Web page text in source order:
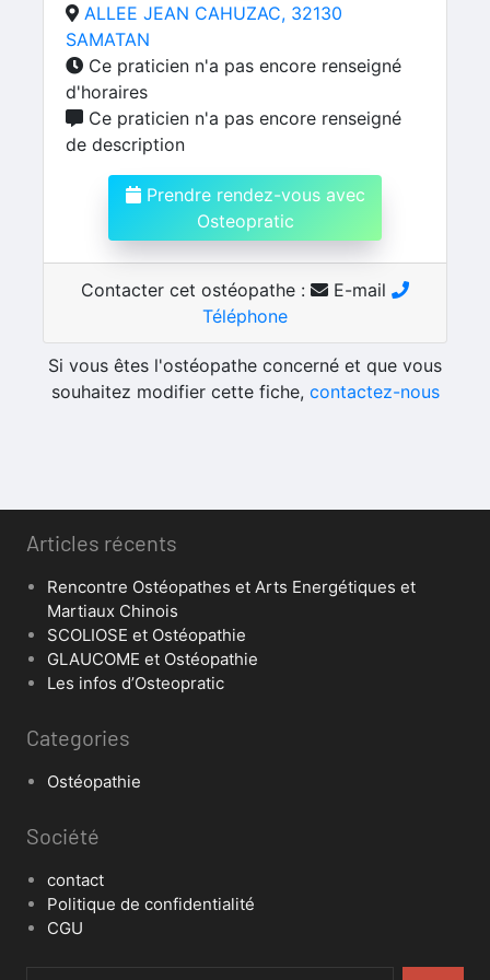
ALLEE JEAN CAHUZAC, 32130
SAMATAN
Ce praticien n'a pas encore renseigné
d'horaires
Ce praticien n'a pas encore renseigné
de description
Prendre rendez-vous avec
Osteopratic
Contacter cet ostéopathe :
E-mail
Téléphone
Si vous êtes l'ostéopathe concerné et que vous
souhaitez modifier cette fiche, contactez-nous
Articles récents
Rencontre Ostéopathes et Arts Energétiques et
Martiaux Chinois
SCOLIOSE et Ostéopathie
GLAUCOME et Ostéopathie
Les infos d’Osteopratic
Categories
Ostéopathie
Société
contact
Politique de confidentialité
CGU